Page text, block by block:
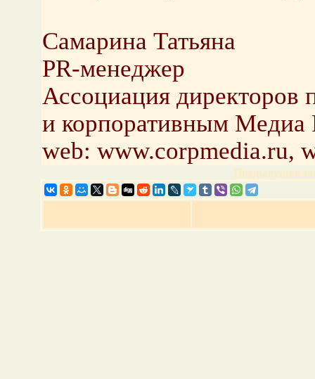
Самарина Татьяна
PR-менеджер
Ассоциация
и корпоративным Медиа
web: www.corpmedia.ru,
Предыдущая